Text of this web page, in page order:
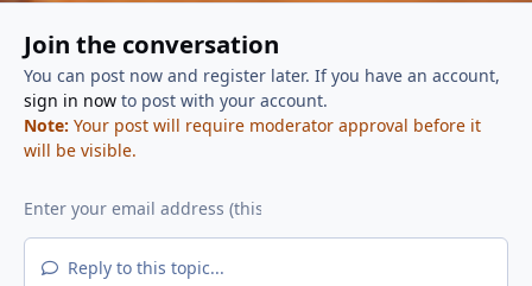
Join the conversation
You can post now and register later. If you have an account,
sign in nowto post with your account.
Note: Your post will require moderator approval before it
will be visible.
Reply to this topic...